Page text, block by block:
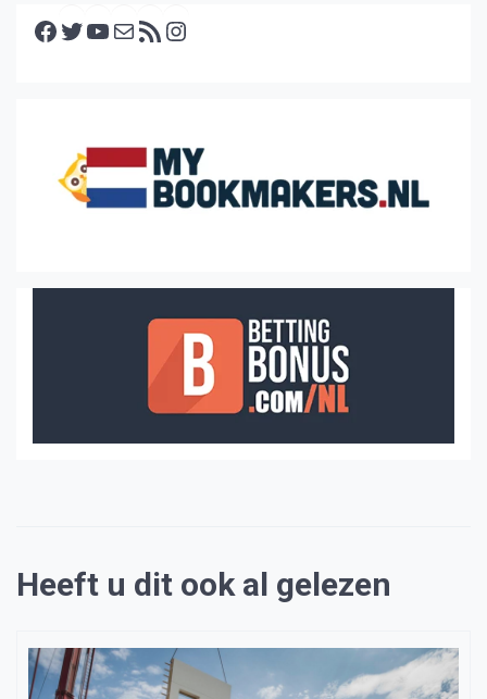
Facebook Twitter YouTube E-mail RSS feed
Heeft u dit ook al gelezen